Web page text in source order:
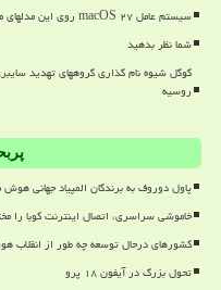
سیستم عامل macOS ۲۷ روی این مدلهای مک اجرا نمی شود
شما نظر بدهید
روسیه
پاول دوروف به برندگان المپیاد جهانی
خاموشی سراسری، اتصال اینترنت کوبا را
کشورهای درحال توسعه چه طور از انقلاب
تحول بزرگ در آیفون ۱۸ پرو